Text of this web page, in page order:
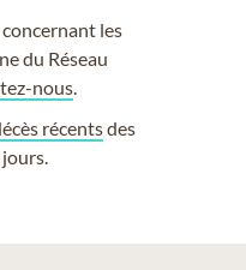
les
du Réseau
nous
récentsdes